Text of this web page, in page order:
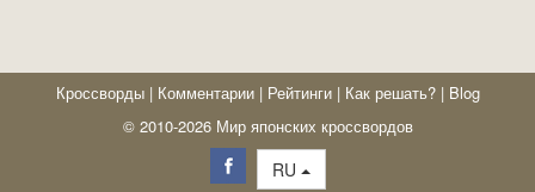
Кроссворды | Комментарии | Рейтинги | Как решать? | Blog
© 2010-2026 Мир японских кроссвордов
RU